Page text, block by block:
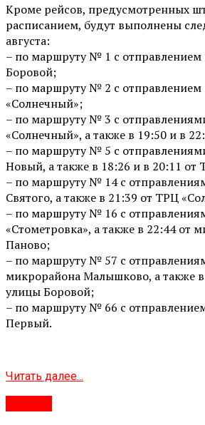
Кроме рейсов, предусмотренных
расписанием, будут выполнены
августа:
– по маршруту № 1 с отправлением
Боровой;
– по маршруту № 2 с отправлением
«Солнечный»;
– по маршруту № 3 с
«Солнечный», а также в 19:50 и в
– по маршруту № 5 с
Новый, а также в 18:26 и в 20:11
– по маршруту № 14 с
Святого, а также в 21:39 от ТРЦ
– по маршруту № 16 с
«Стометровка», а также в 22:44 от
Паново;
– по маршруту № 57 с
микрорайона Малышково, а также
улицы Боровой;
– по маршруту № 66 с
Первый.
Читать далее...